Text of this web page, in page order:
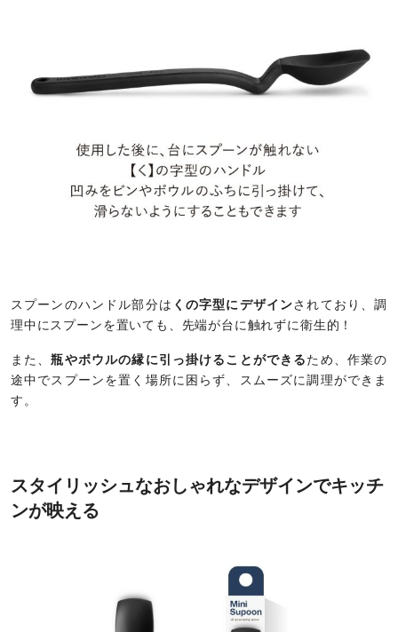
スプーンのハンドル部分は くの字型にデザインされており、調
理中にスプーンを置いても、先端が台に触れずに衛生的！
また、瓶やボウルの縁に引っ掛けることができる ため、作業の
途中でスプーンを置く場所に困らず、スムーズに調理ができま
す。
スタイリッシュなおしゃれなデザインでキッチ
ンが映える